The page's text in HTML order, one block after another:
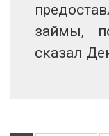
займы,
сказал